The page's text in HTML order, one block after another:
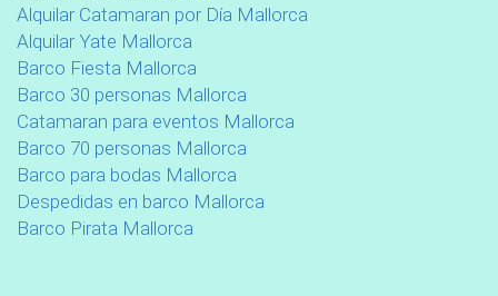
Alquilar Catamaran por Día Mallorca
Alquilar Yate Mallorca
Barco Fiesta Mallorca
Barco 30 personas Mallorca
Catamaran para eventos Mallorca
Barco 70 personas Mallorca
Barco para bodas Mallorca
Despedidas en barco Mallorca
Barco Pirata Mallorca